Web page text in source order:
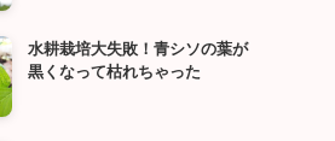
水耕栽培大失敗！青シソの葉が
黒くなって枯れちゃった